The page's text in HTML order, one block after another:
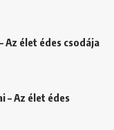
Az élet édes csodája
– Az élet édes